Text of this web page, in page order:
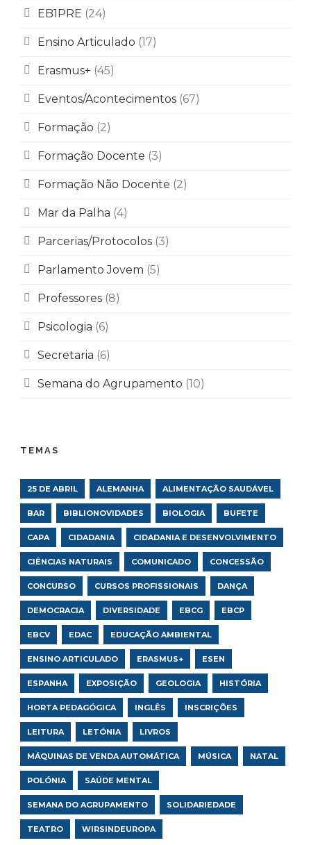
EB1PRE (24)
Ensino Articulado (17)
Erasmus+ (45)
Eventos/Acontecimentos (67)
Formação (2)
Formação Docente (3)
Formação Não Docente (2)
Mar da Palha (4)
Parcerias/Protocolos (3)
Parlamento Jovem (5)
Professores (8)
Psicologia (6)
Secretaria (6)
Semana do Agrupamento (10)
TEMAS
25 DE ABRIL ALEMANHA ALIMENTAÇÃO SAUDÁVEL
BAR BIBLIONOVIDADES BIOLOGIA BUFETE
CAPA CIDADANIA CIDADANIA E DESENVOLVIMENTO
CIÊNCIAS NATURAIS COMUNICADO CONCESSÃO
CONCURSO CURSOS PROFISSIONAIS DANÇA
DEMOCRACIA DIVERSIDADE EBCG EBCP
EBCV EDAC EDUCAÇÃO AMBIENTAL
ENSINO ARTICULADO ERASMUS+ ESEN
ESPANHA EXPOSIÇÃO GEOLOGIA HISTÓRIA
HORTA PEDAGÓGICA INGLÊS INSCRIÇÕES
LEITURA LETÓNIA LIVROS
MÁQUINAS DE VENDA AUTOMÁTICA MÚSICA NATAL
POLÓNIA SAÚDE MENTAL
SEMANA DO AGRUPAMENTO SOLIDARIEDADE
TEATRO WIRSINDEUROPA